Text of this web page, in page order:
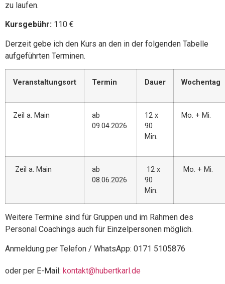
zu laufen.
Kursgebühr: 110 €
Derzeit gebe ich den Kurs an den in der folgenden Tabelle
aufgeführten Terminen.
Veranstaltungsort Termin Dauer Wochentag
Zeil a. Main
ab
09.04.2026
12 x
90
Min.
Mo. + Mi.
Zeil a. Main
ab
08.06.2026
12 x
90
Min.
Mo. + Mi.
Weitere Termine sind für Gruppen und im Rahmen des
Personal Coachings auch für Einzelpersonen möglich.
Anmeldung per Telefon / WhatsApp: 0171 5105876
oder per E-Mail: kontakt@hubertkarl.de